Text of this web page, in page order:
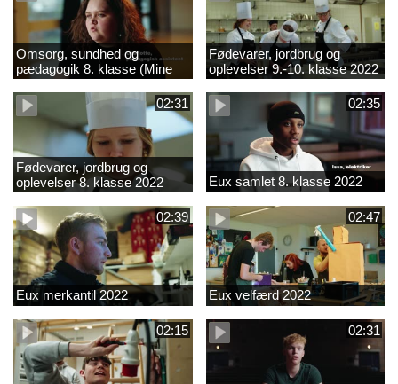
Omsorg, sundhed og
pædagogik 8. klasse (Mine
introkurser) 2022
Fødevarer, jordbrug og
oplevelser 9.-10. klasse 2022
02:31
Fødevarer, jordbrug og
oplevelser 8. klasse 2022
02:35
Eux samlet 8. klasse 2022
02:39
Eux merkantil 2022
02:47
Eux velfærd 2022
02:15 02:31